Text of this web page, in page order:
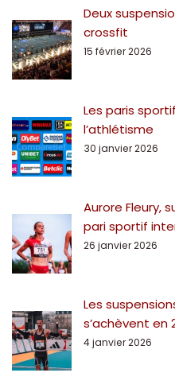
Deux
crossfit
15 février 2026
Les paris
l’athlétisme
30 janvier 2026
Aurore Fleury,
pari sportif
26 janvier 2026
Les
s’achèvent en
4 janvier 2026